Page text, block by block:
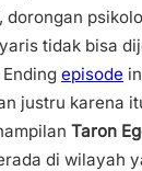
dorongan
tidak bisa
episode
justru karena
Taron
di wilayah